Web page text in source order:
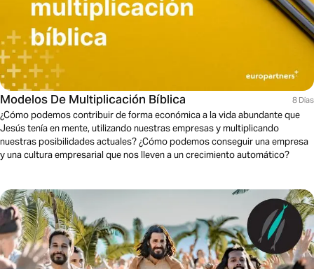
Modelos De Multiplicación Bíblica 8 Dias
¿Cómo podemos contribuir de forma económica a la vida abundante que
Jesús tenía en mente, utilizando nuestras empresas y multiplicando
nuestras posibilidades actuales? ¿Cómo podemos conseguir una empresa
y una cultura empresarial que nos lleven a un crecimiento automático?